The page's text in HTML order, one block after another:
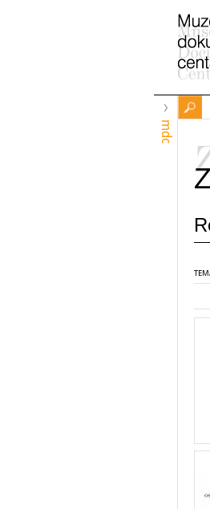
mdc